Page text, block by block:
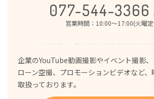
077-544-3366
営業時間：10:00～17:00(火曜
企業のYouTube動画撮影やイベント撮影
ローン空撮、プロモーションビデオなど、
取扱っております。